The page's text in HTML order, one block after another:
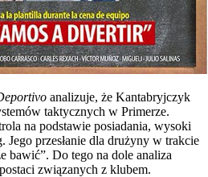
analizuje, że Kantabryjczyk
taktycznych w Primerze.
na podstawie posiadania, wysoki
Jego przesłanie dla drużyny w trakcie
bawić”. Do tego na dole analiza
związanych z klubem.